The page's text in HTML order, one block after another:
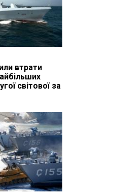
втрати
світової за